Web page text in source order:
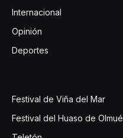
Internacional
Opinión
Deportes
Festival de Viña del Mar
Festival del Huaso de Olmué